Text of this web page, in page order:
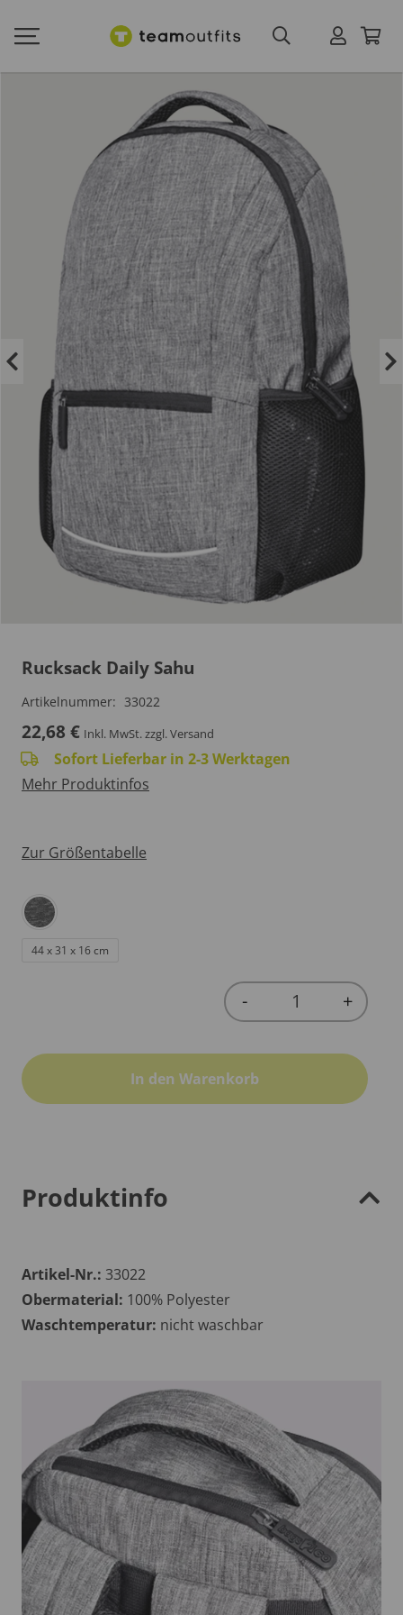
Rucksack Daily Sahu
Artikelnummer: 33022
22,68 € Inkl. MwSt.zzgl. Versand
Sofort Lieferbar in 2-3 Werktagen
Mehr Produktinfos
Zur Größentabelle
44 x 31 x 16 cm
Quantity
- +
In den Warenkorb
Produktinfo
Artikel-Nr.: 33022
Obermaterial: 100% Polyester
Waschtemperatur: nicht waschbar